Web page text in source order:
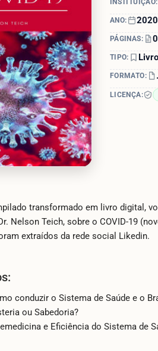
ANO:
PÁGINAS:
TIPO:
FORMATO:
LICENÇA:
transformado em livro digital,
Nelson Teich, sobre o COVID-19
extraídos da rede social Likedin.
conduzir o Sistema de Saúde e o
ou Sabedoria?
e Eficiência do Sistema de